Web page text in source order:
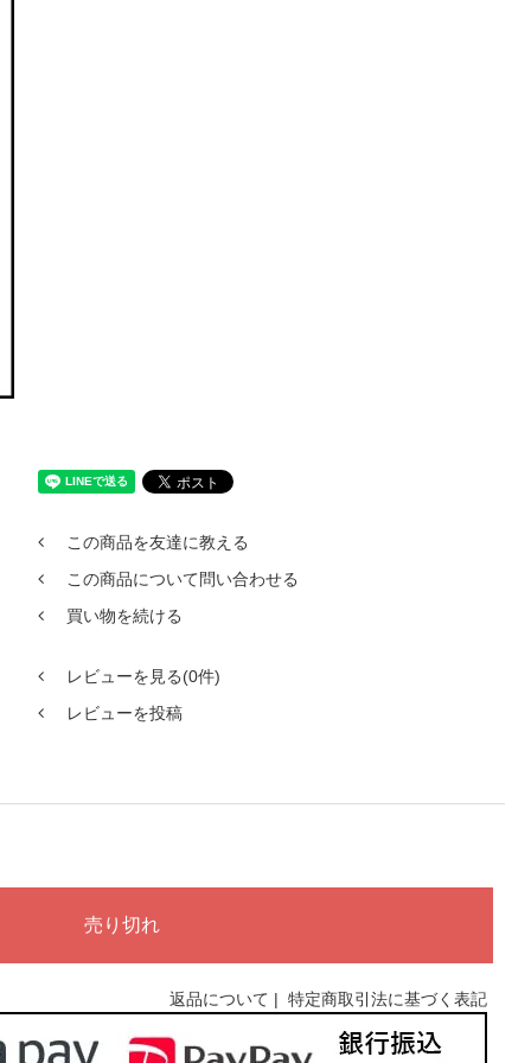
この商品を友達に教える
この商品について問い合わせる
買い物を続ける
レビューを見る(0件)
レビューを投稿
返品について | 特定商取引法に基づく表記